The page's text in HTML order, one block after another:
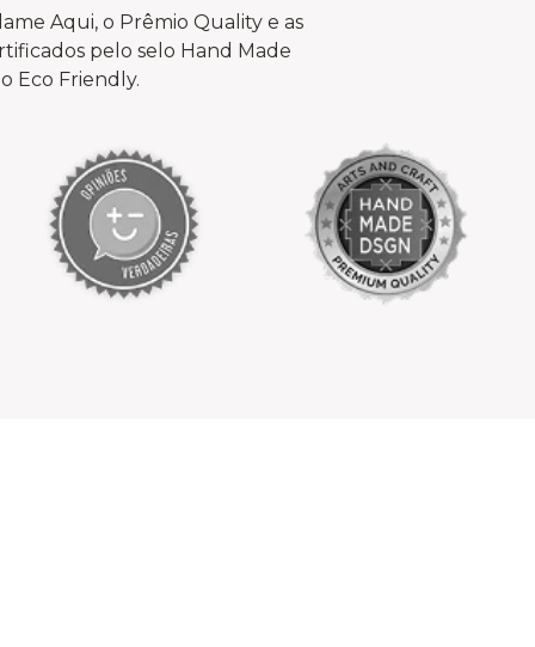
Aqui, o Prêmio Quality e as
pelo selo Hand Made
Eco Friendly.